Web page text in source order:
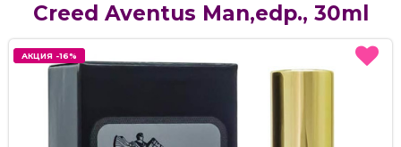
Creed Aventus Man,edp., 30ml
АКЦИЯ -16%
АКЦИЯ -16%